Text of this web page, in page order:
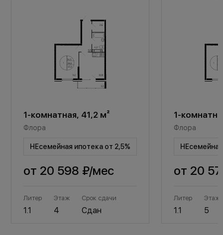
1-комнатная, 41,2 м²
Флора
НЕсемейная ипотека от 2,5%
от 20 598 ₽/мес
Литер
1.1
Этаж
4
Срок сдачи
Сдан
1-
Флора
от 20
Литер
1.1
Этаж
5